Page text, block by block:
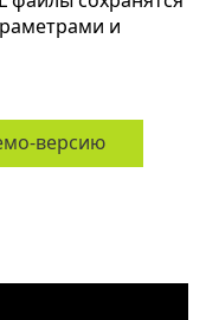
и
версию